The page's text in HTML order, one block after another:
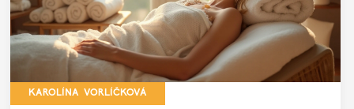
KAROLÍNA VORLÍČKOVÁ